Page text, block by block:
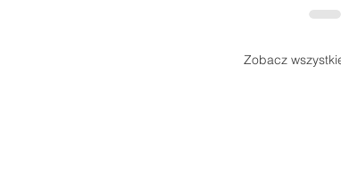
Zobacz